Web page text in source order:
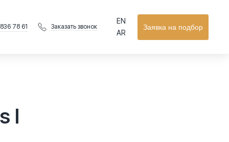
78 61 Заказать звонок Заявка на подбор
EN
AR
I